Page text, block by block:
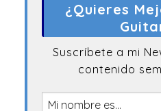
¿Quieres
Suscríbete a mi
contenido